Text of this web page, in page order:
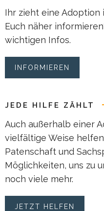
Ihr zieht eine
Euch näher
wichtigen Infos.
INFORMIEREN
JEDE HILFE ZÄHLT
Auch außerhalb einer
vielfältige Weise
Patenschaft und
Möglichkeiten, uns zu
noch viele mehr.
JETZT HELFEN